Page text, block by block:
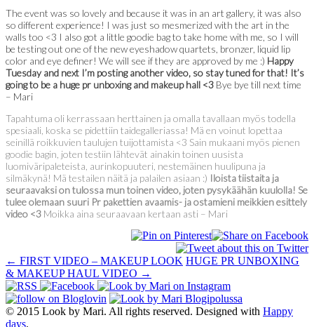
The event was so lovely and because it was in an art gallery, it was also
so different experience! I was just so mesmerized with the art in the
walls too <3 I also got a little goodie bag to take home with me, so I will
be testing out one of the new eyeshadow quartets, bronzer, liquid lip
color and eye definer! We will see if they are approved by me :) Happy
Tuesday and next I’m posting another video, so stay tuned for that! It’s
going to be a huge pr unboxing and makeup hall <3 Bye bye till next time
– Mari
Tapahtuma oli kerrassaan herttainen ja omalla tavallaan myös todella
spesiaali, koska se pidettiin taidegalleriassa! Mä en voinut lopettaa
seinillä roikkuvien taulujen tuijottamista <3 Sain mukaani myös pienen
goodie bagin, joten testiin lähtevät ainakin toinen uusista
luomiväripaleteista, aurinkopuuteri, nestemäinen huulipuna ja
silmäkynä! Mä testailen näitä ja palailen asiaan :) Iloista tiistaita ja
seuraavaksi on tulossa mun toinen video, joten pysykäähän kuulolla! Se
tulee olemaan suuri Pr pakettien avaamis- ja ostamieni meikkien esittely
video <3 Moikka aina seuraavaan kertaan asti – Mari
POST
NAVIGATION
← FIRST VIDEO – MAKEUP LOOK HUGE PR UNBOXING
& MAKEUP HAUL VIDEO →
© 2015 Look by Mari. All rights reserved. Designed with Happy
days.